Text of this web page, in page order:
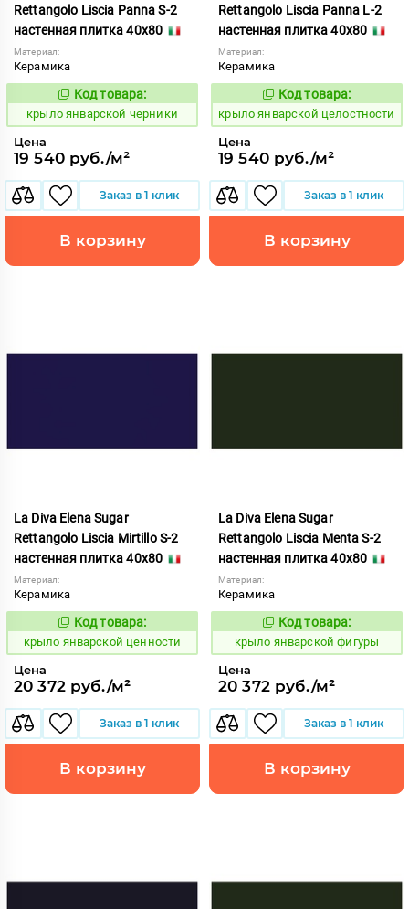
Rettangolo Liscia Panna S-2
настенная плитка 40x80
Материал:
Керамика
843494
Код товара:
крыло январской черники
Цена
19 540 руб./м²
Заказ в 1 клик
В корзину
Rettangolo Liscia Panna L-2
настенная плитка 40x80
Материал:
Керамика
843493
Код товара:
крыло январской целостности
Цена
19 540 руб./м²
Заказ в 1 клик
В корзину
La Diva Elena Sugar
Rettangolo Liscia Mirtillo S-2
настенная плитка 40x80
Материал:
Керамика
843492
Код товара:
крыло январской ценности
Цена
20 372 руб./м²
Заказ в 1 клик
В корзину
La Diva Elena Sugar
Rettangolo Liscia Menta S-2
настенная плитка 40x80
Материал:
Керамика
843490
Код товара:
крыло январской фигуры
Цена
20 372 руб./м²
Заказ в 1 клик
В корзину